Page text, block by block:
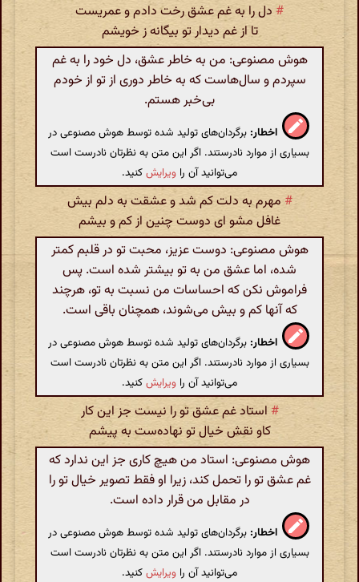
# دل را به غم عشق رخت دادم و عمریست
تا از غم دیدار تو بیگانه ز خویشم
هوش مصنوعی: من به خاطر عشق، دل خود را به غم
سپردم و سال‌هاست که به خاطر دوری از تو از خودم
بی‌خبر هستم.
اخطار: برگردان‌های تولید شده توسط هوش مصنوعی در
بسیاری از موارد نادرستند. اگر این متن به نظرتان نادرست است
می‌توانید آن را ویرایشکنید.
# مهرم به دلت کم شد و عشقت به دلم بیش
غافل مشو ای دوست چنین از کم و بیشم
هوش مصنوعی: دوست عزیز، محبت تو در قلبم کمتر
شده، اما عشق من به تو بیشتر شده است. پس
فراموش نکن که احساسات من نسبت به تو، هرچند
که آنها کم و بیش می‌شوند، همچنان باقی است.
اخطار: برگردان‌های تولید شده توسط هوش مصنوعی در
بسیاری از موارد نادرستند. اگر این متن به نظرتان نادرست است
می‌توانید آن را ویرایشکنید.
# استاد غم عشق تو را نیست جز این کار
کاو نقش خیال تو نهاده‌ست به پیشم
هوش مصنوعی: استاد من هیچ کاری جز این ندارد که
غم عشق تو را تحمل کند، زیرا او فقط تصویر خیال تو را
در مقابل من قرار داده است.
اخطار: برگردان‌های تولید شده توسط هوش مصنوعی در
بسیاری از موارد نادرستند. اگر این متن به نظرتان نادرست است
می‌توانید آن را ویرایشکنید.